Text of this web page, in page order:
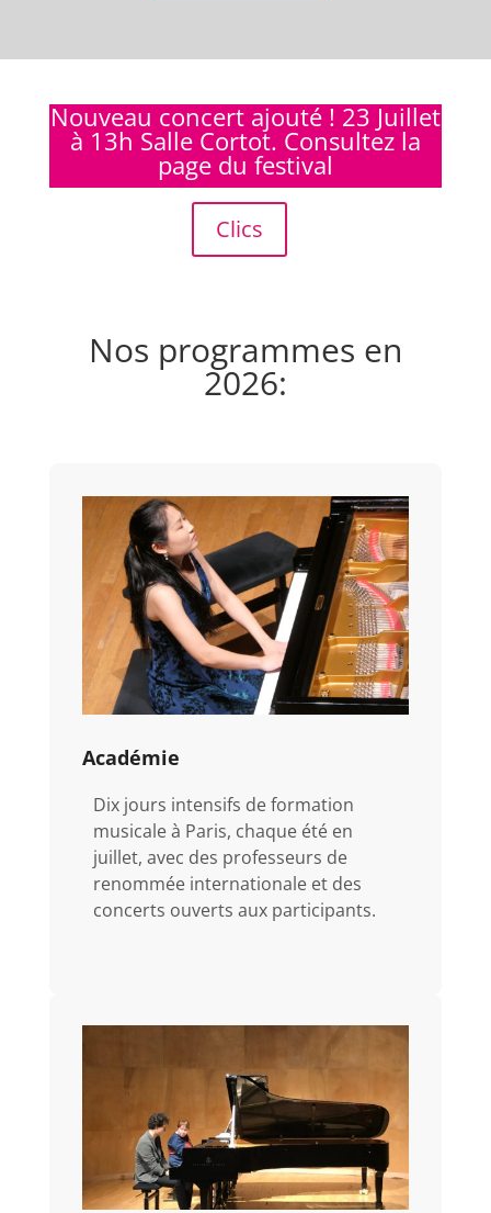
Nouveau concert ajouté ! 23 Juillet
à 13h Salle Cortot. Consultez la
page du festival
Clics
Nos programmes en
2026:
Académie
Dix jours intensifs de formation
musicale à Paris, chaque été en
juillet, avec des professeurs de
renommée internationale et des
concerts ouverts aux participants.